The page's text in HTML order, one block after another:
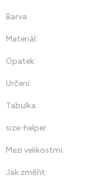
Barva:
Materiál:
Opatek:
Určení:
Tabulka:
size-helper:
Mezi velikostmi:
Jak změřit: